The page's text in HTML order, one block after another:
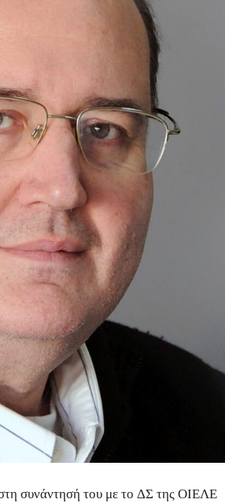
συνάντησή του με το ΔΣ της ΟΙΕΛΕ